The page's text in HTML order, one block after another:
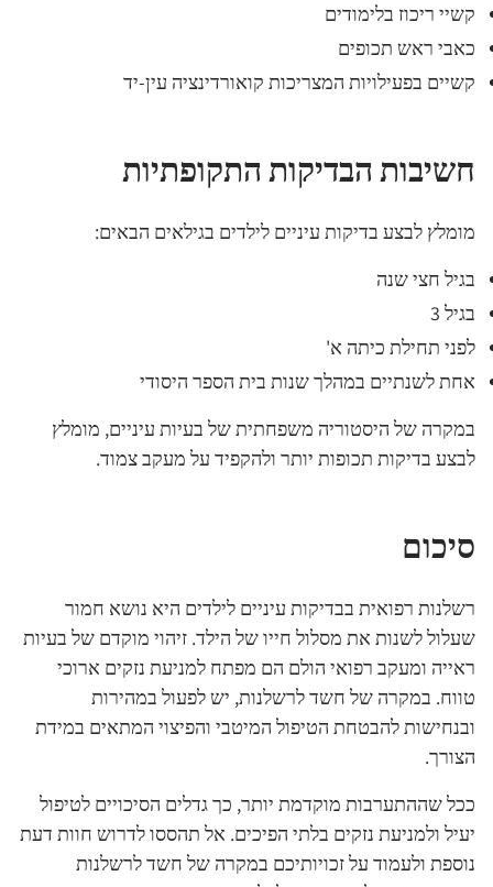
קשיי ריכוז בלימודים
כאבי ראש תכופים
קשיים בפעילויות המצריכות קואורדינציה עין-יד
חשיבות הבדיקות התקופתיות
מומלץ לבצע בדיקות עיניים לילדים בגילאים הבאים:
בגיל חצי שנה
בגיל 3
לפני תחילת כיתה א'
אחת לשנתיים במהלך שנות בית הספר היסודי
במקרה של היסטוריה משפחתית של בעיות עיניים, מומלץ
לבצע בדיקות תכופות יותר ולהקפיד על מעקב צמוד.
סיכום
רשלנות רפואית בבדיקות עיניים לילדים היא נושא חמור
שעלול לשנות את מסלול חייו של הילד. זיהוי מוקדם של בעיות
ראייה ומעקב רפואי הולם הם מפתח למניעת נזקים ארוכי
טווח. במקרה של חשד לרשלנות, יש לפעול במהירות
ובנחישות להבטחת הטיפול המיטבי והפיצוי המתאים במידת
הצורך.
ככל שההתערבות מוקדמת יותר, כך גדלים הסיכויים לטיפול
יעיל ולמניעת נזקים בלתי הפיכים. אל תהססו לדרוש חוות דעת
נוספת ולעמוד על זכויותיכם במקרה של חשד לרשלנות